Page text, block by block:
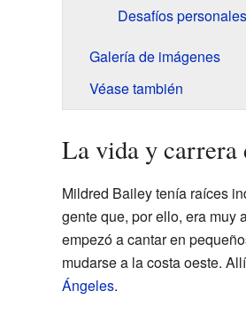
Desafíos
Galería de imágenes
Véase también
La vida y
Mildred Bailey tenía raíces
gente que, por ello, era muy
empezó a cantar en
mudarse a la costa oeste.
Ángeles.